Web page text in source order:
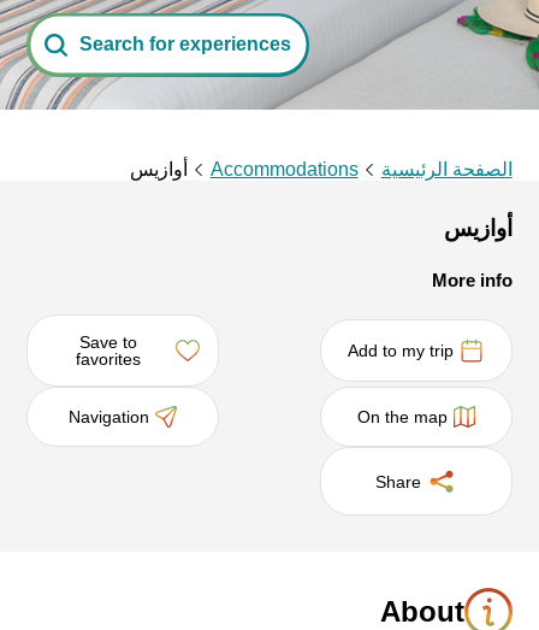
Search for experiences
الصفحة الرئيسية Accommodations أوازيس
أوازيس
More info
Add to my trip
Save to
favorites
On the map
Navigation
Share
About